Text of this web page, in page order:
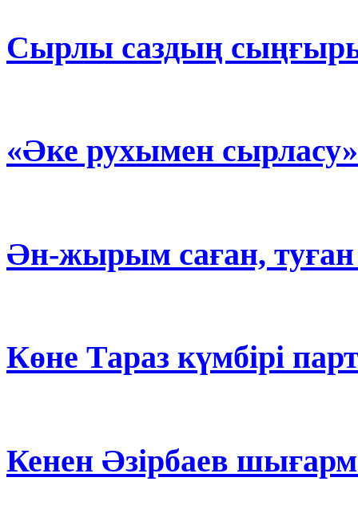
Сырлы саздың
«Әке рухымен
Ән-жырым саған,
Көне Тараз күмбірі
Кенен Әзірбаев